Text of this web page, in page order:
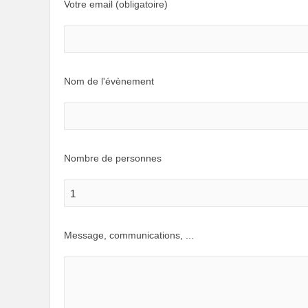
Votre email (obligatoire)
Nom de l'évènement
Nombre de personnes
Message, communications, ...